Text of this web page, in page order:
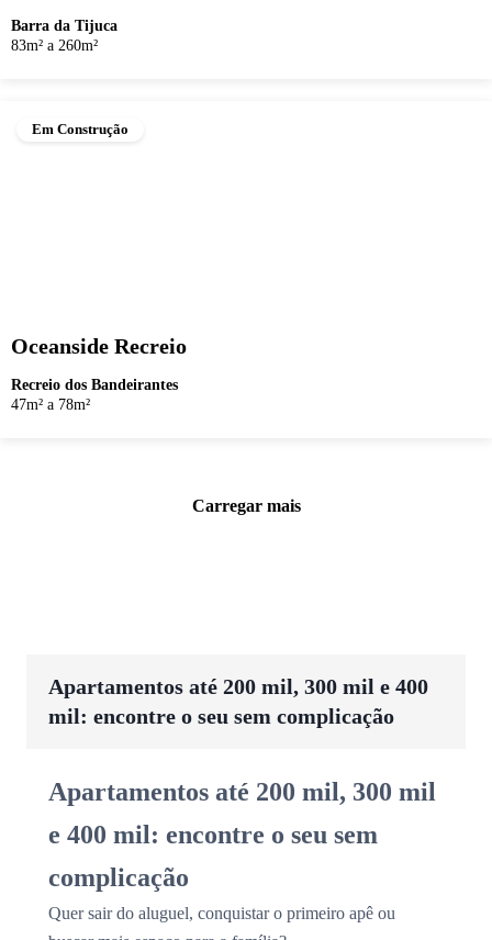
Barra da Tijuca
83m² a 260m²
Em Construção
Oceanside Recreio
Recreio dos Bandeirantes
47m² a 78m²
Carregar mais
Apartamentos até 200 mil, 300 mil e 400
mil: encontre o seu sem complicação
Apartamentos até 200 mil, 300 mil
e 400 mil: encontre o seu sem
complicação
Quer sair do aluguel, conquistar o primeiro apê ou